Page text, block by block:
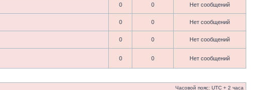
0 0 Нет сообщений
0 0 Нет сообщений
0 0 Нет сообщений
0 0 Нет сообщений
Часовой пояс: UTC + 2 часа